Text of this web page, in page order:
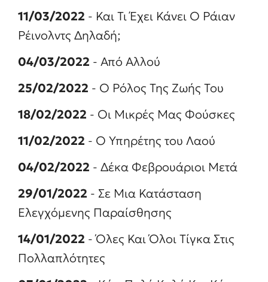
11/03/2022 - Και Τι Έχει Κάνει Ο Ράιαν
Ρέινολντς Δηλαδή;
04/03/2022 - Από Αλλού
25/02/2022 - Ο Ρόλος Της Ζωής Του
18/02/2022 - Οι Μικρές Μας Φούσκες
11/02/2022 - Ο Υπηρέτης του Λαού
04/02/2022 - Δέκα Φεβρουάριοι Μετά
29/01/2022 - Σε Μια Κατάσταση
Ελεγχόμενης Παραίσθησης
14/01/2022 - Όλες Και Όλοι Τίγκα Στις
Πολλαπλότητες